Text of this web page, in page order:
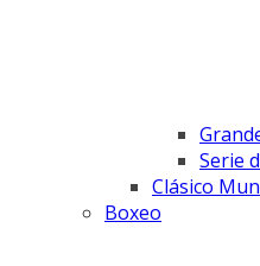
Serie
Clásico
Boxeo